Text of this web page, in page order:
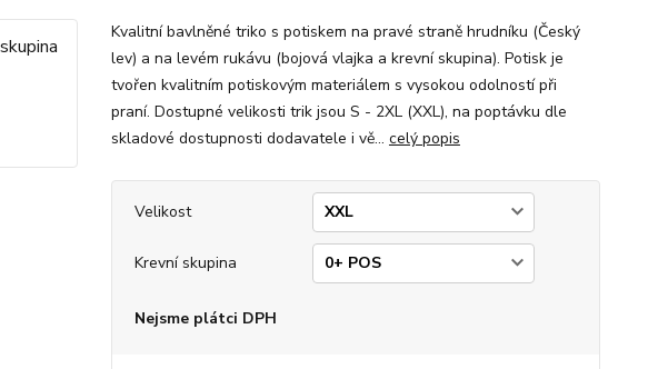
Kvalitní bavlněné triko s potiskem na pravé straně hrudníku (Český
lev) a na levém rukávu (bojová vlajka a krevní skupina). Potisk je
tvořen kvalitním potiskovým materiálem s vysokou odolností při
praní. Dostupné velikosti trik jsou S - 2XL (XXL), na poptávku dle
skladové dostupnosti dodavatele i vě... celý popis
Velikost
Krevní skupina
Nejsme plátci DPH